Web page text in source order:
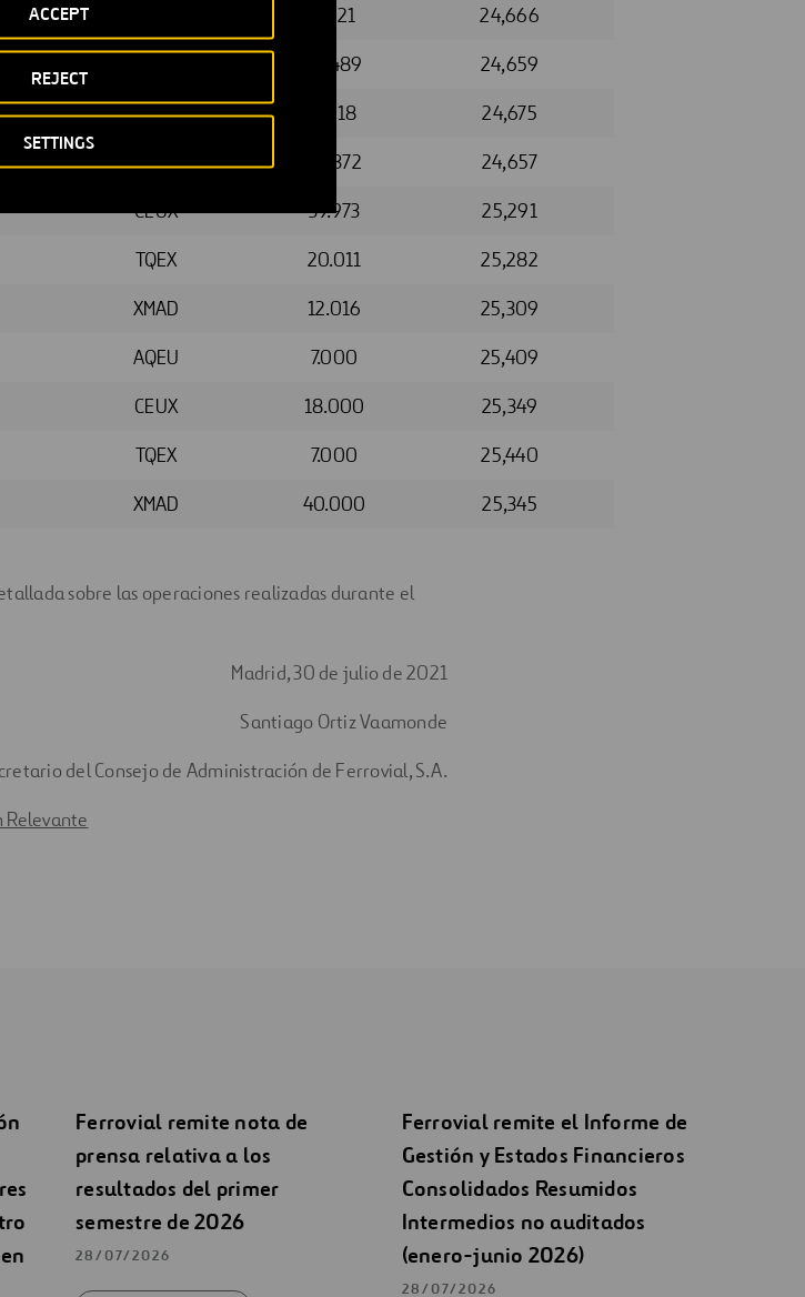
SETTINGS
REJECT
ACCEPT 4.521
24,666
18.489
24,659
TQEX 4.618
24,675
XMAD 56.372
24,657
CEUX 39.973
25,291
TQEX 20.011
25,282
XMAD 12.016
25,309
AQEU 7.000
25,409
CEUX 18.000
25,349
TQEX 7.000
25,440
XMAD 40.000 25,345
sobre las operaciones realizadas durante el
Madrid, 30 de julio de 2021
Santiago Ortiz Vaamonde
del Consejo de Administración de Ferrovial, S.A.
Relevante
Ferrovial remite nota de
prensa relativa a los
resultados del primer
semestre de 2026
28/07/2026
Ferrovial remite el Informe de
Gestión y Estados Financieros
Consolidados Resumidos
Intermedios no auditados
(enero-junio 2026)
28/07/2026